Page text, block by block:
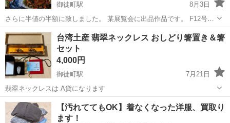
御徒町駅
8月3日
さらに半値の半額に致しました。 某展覧会に出品作品です。 F12号
（横50cm縦60cm） 繁茂と言うタイトルです。 大昔人間が存在しない
頃の 植物が大繁栄した頃 草木が繁茂した状況を 現しています。 おお
い...
東京 台東区 御徒町駅 その他
台湾土産 翡翠ネックレス おしどり箸置き＆箸
セット
4,000円
御徒町駅
7月21日
翡翠ネックレスは A貨になります
東京 台東区 御徒町駅 その他
【汚れててもOK】着なくなった洋服、買取り
ます！